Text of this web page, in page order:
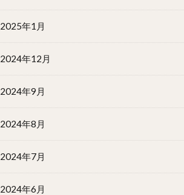
2025年1月
2024年12月
2024年9月
2024年8月
2024年7月
2024年6月